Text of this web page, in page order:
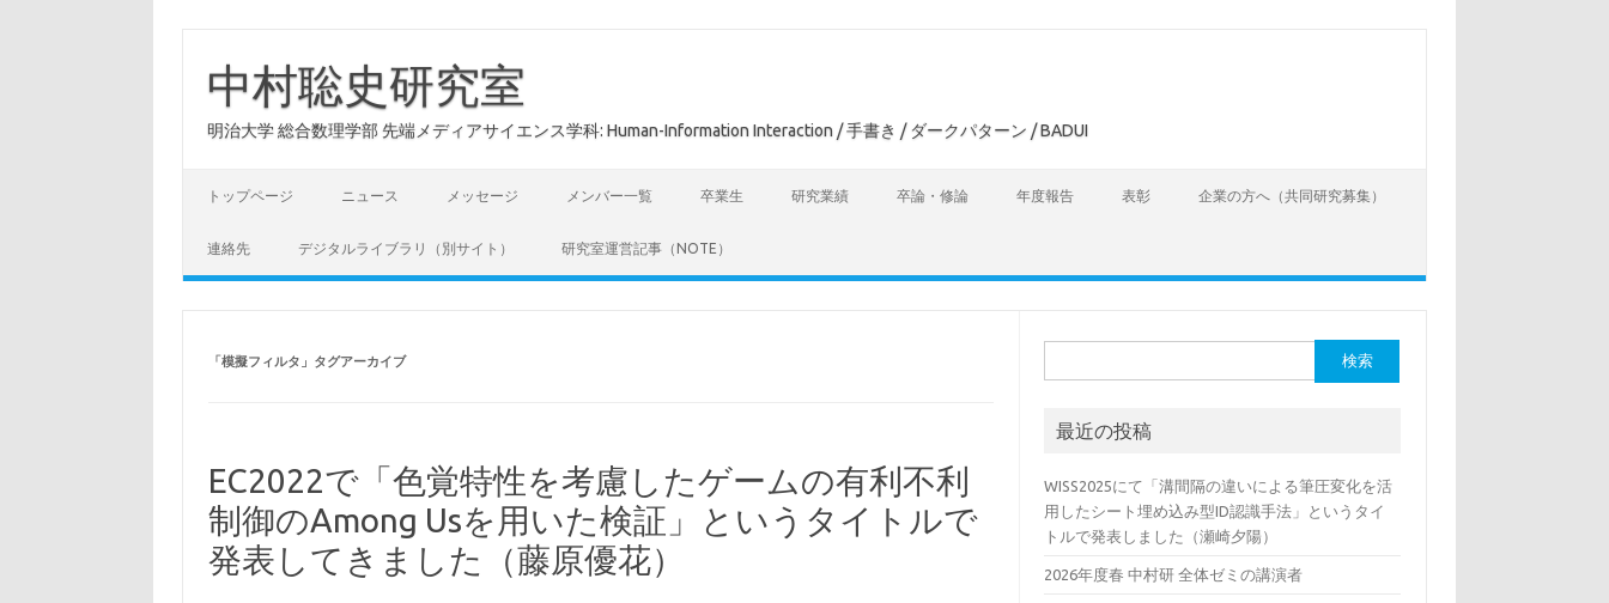
中村聡史研究室
明治大学 総合数理学部 先端メディアサイエンス学科: Human-Information Interaction / 手書き / ダークパターン / BADUI
トップページ ニュース メッセージ メンバー一覧 卒業生 研究業績 卒論・修論 年度報告 表彰 企業の方へ（共同研究募集）
連絡先 デジタルライブラリ（別サイト） 研究室運営記事（NOTE）
「模擬フィルタ 」タグアーカイブ
EC2022で「色覚特性を考慮したゲームの有利不利
制御のAmong Usを用いた検証」というタイトルで
発表してきました（藤原優花）
索:
最近の投稿
WISS2025にて「溝間隔の違いによる筆圧変化を活
用したシート埋め込み型ID認識手法」というタイ
トルで発表しました（瀬崎夕陽）
2026年度春 中村研 全体ゼミの講演者